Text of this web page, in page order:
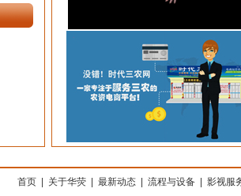
首页 关于华荧 最新动态 流程与设备
影视服